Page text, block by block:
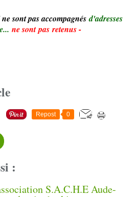
sont pas accompagnésd'adresses
ne sont pas retenus -
Repost 0
: